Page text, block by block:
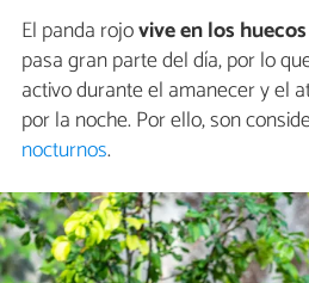
El panda rojovive en los
pasa gran parte del día, por lo
activo durante el amanecer y el
por la noche. Por ello, son
nocturnos.